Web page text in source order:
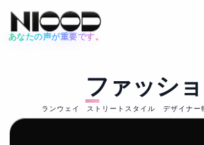
あなたの声が重要です。
ファッション
2026年6月12日
Mike
ファッシ
ランウェイ ストリートスタイル デザイナー